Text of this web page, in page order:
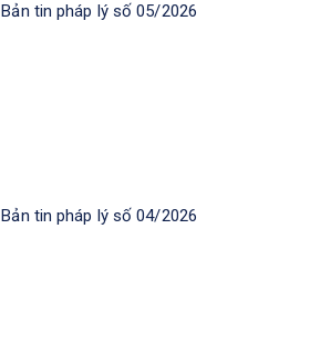
Bản tin pháp lý số 05/2026
Bản tin pháp lý số 04/2026